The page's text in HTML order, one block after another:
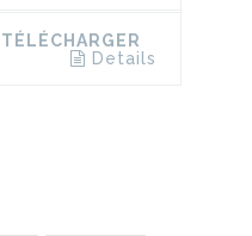
TÉLÉCHARGER
Details